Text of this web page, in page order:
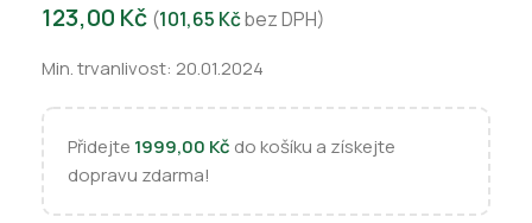
123,00 Kč (101,65 Kčbez DPH)
Min. trvanlivost: 20.01.2024
Přidejte 1999,00 Kč do košíku a získejte
dopravu zdarma!